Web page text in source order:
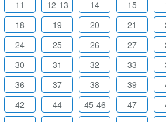
11
12-13 14 15
18
19 20 21
24
25 26 27
30
31 32 33
36
37 38 39
42
44 45-46 47